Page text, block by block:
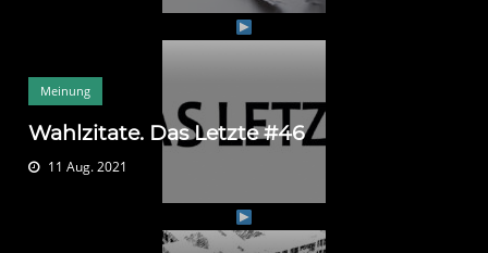
Meinung
Wahlzitate. Das Letzte #46
11 Aug. 2021